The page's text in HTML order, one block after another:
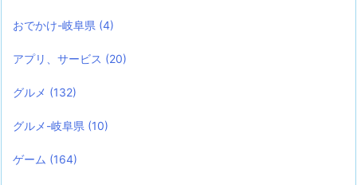
おでかけ-岐阜県 (4)
アプリ、サービス (20)
グルメ (132)
グルメ-岐阜県 (10)
ゲーム (164)